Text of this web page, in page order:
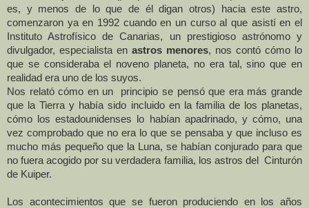
es, y menos de lo que de él digan otros) hacia este astro,
comenzaron ya en 1992 cuando en un curso al que asistí en el
Instituto Astrofísico de Canarias, un prestigioso astrónomo y
divulgador, especialista en astros menores, nos contó cómo lo
que se consideraba el noveno planeta, no era tal, sino que en
realidad era uno de los suyos.
Nos relató cómo en un principio se pensó que era más grande
que la Tierra y había sido incluido en la familia de los planetas,
cómo los estadounidenses lo habían apadrinado, y cómo, una
vez comprobado que no era lo que se pensaba y que incluso es
mucho más pequeño que la Luna, se habían conjurado para que
no fuera acogido por su verdadera familia, los astros del Cinturón
de Kuiper.
Los acontecimientos que se fueron produciendo en los años